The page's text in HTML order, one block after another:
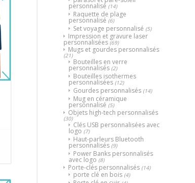
personnalisé (14)
Raquette de plage
personnalisé (6)
Set voyage personnalisé (5)
Impression et gravure laser
personnalisées (69)
Mugs et gourdes personnalisés
(21)
Bouteilles en verre
personnalisés (2)
Bouteilles isothermes
personnalisées (12)
Gourdes personnalisés (14)
Mug en céramique
personnalisé (5)
Objets high-tech personnalisés
(30)
Clés USB personnalisées avec
logo (7)
Haut-parleurs Bluetooth
personnalisés (9)
Power Banks personnalisés
avec logo (8)
Porte-clés personnalisés (14)
porte clé en bois (4)